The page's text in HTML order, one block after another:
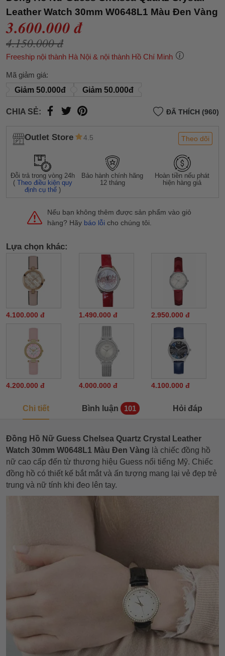
Leather Watch 30mm W0648L1 Màu Đen Vàng
3.600.000 đ
4.150.000 đ
Freeship nội thành Hà Nội & nội thành Hồ Chí Minh
Mã giảm giá:
Giảm 50.000đ
Giảm 50.000đ
CHIA SẺ: ĐÃ THÍCH (960)
Outlet Store 4.5 Theo dõi
Đỗi trả trong vòng 24h
(Theo điều kiện quy
định cụ thể )
Bảo hành chính hãng
12 tháng
Hoàn tiền nếu phát
hiện hàng giả
Nếu bạn không thêm được sản phẩm vào giỏ
hàng? Hãy báo lỗi cho chúng tôi.
Lựa chọn khác:
4.100.000 đ 1.490.000 đ 2.950.000 đ
4.200.000 đ 4.000.000 đ 4.100.000 đ
Chi tiết Bình luận 101 Hỏi đáp
Đồng Hồ Nữ Guess Chelsea Quartz Crystal Leather
Watch 30mm W0648L1 Màu Đen Vàng là chiếc đồng hồ
nữ cao cấp đến từ thương hiệu Guess nổi tiếng Mỹ. Chiếc
đồng hồ có thiết kế bắt mắt và ấn tượng mang lại vẻ đẹp trẻ
trung và nữ tính khi đeo lên tay.